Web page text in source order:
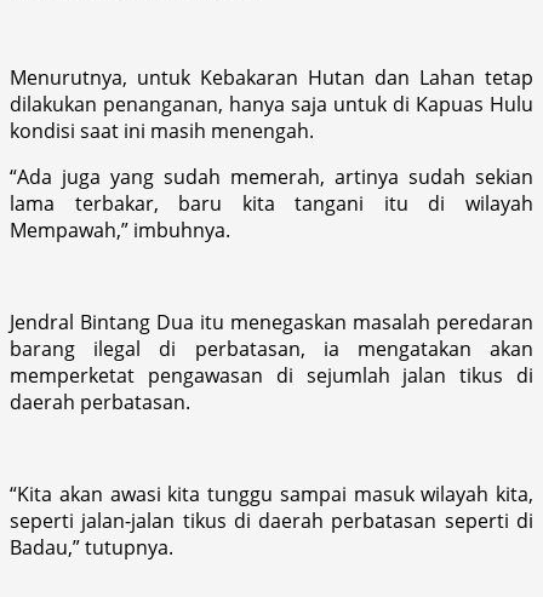
Menurutnya, untuk Kebakaran Hutan dan Lahan tetap
dilakukan penanganan, hanya saja untuk di Kapuas Hulu
kondisi saat ini masih menengah.
“Ada juga yang sudah memerah, artinya sudah sekian
lama terbakar, baru kita tangani itu di wilayah
Mempawah,” imbuhnya.
Jendral Bintang Dua itu menegaskan masalah peredaran
barang ilegal di perbatasan, ia mengatakan akan
memperketat pengawasan di sejumlah jalan tikus di
daerah perbatasan.
“Kita akan awasi kita tunggu sampai masuk wilayah kita,
seperti jalan-jalan tikus di daerah perbatasan seperti di
Badau,” tutupnya.